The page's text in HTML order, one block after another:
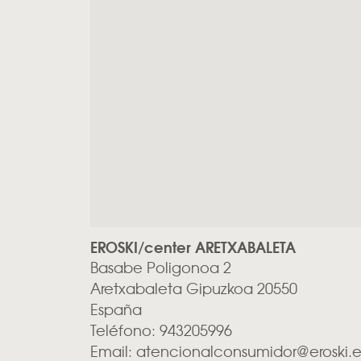
EROSKI/center ARETXABALETA
Basabe Poligonoa 2
Aretxabaleta Gipuzkoa 20550
España
Teléfono: 943205996
Email: